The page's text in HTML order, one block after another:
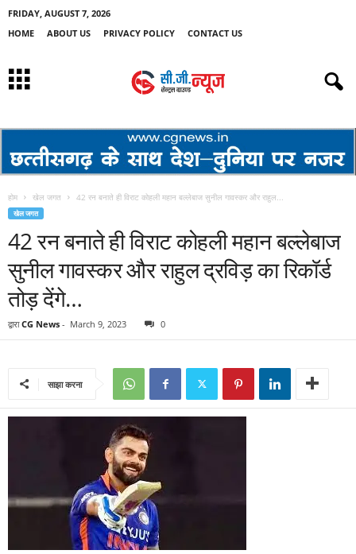
FRIDAY, AUGUST 7, 2026
HOME
ABOUT US PRIVACY POLICY CONTACT US
होम खेल जगत 42 रन बनाते ही विराट कोहली महान बल्लेबाज सुनील गावस्कर और राहुल...
खेल जगत
42 रन बनाते ही विराट कोहली महान बल्लेबाज
सुनील गावस्कर और राहुल द्रविड़ का रिकॉर्ड
तोड़ देंगे…
द्वारा CG News - March 9, 2023 0
साझा करना